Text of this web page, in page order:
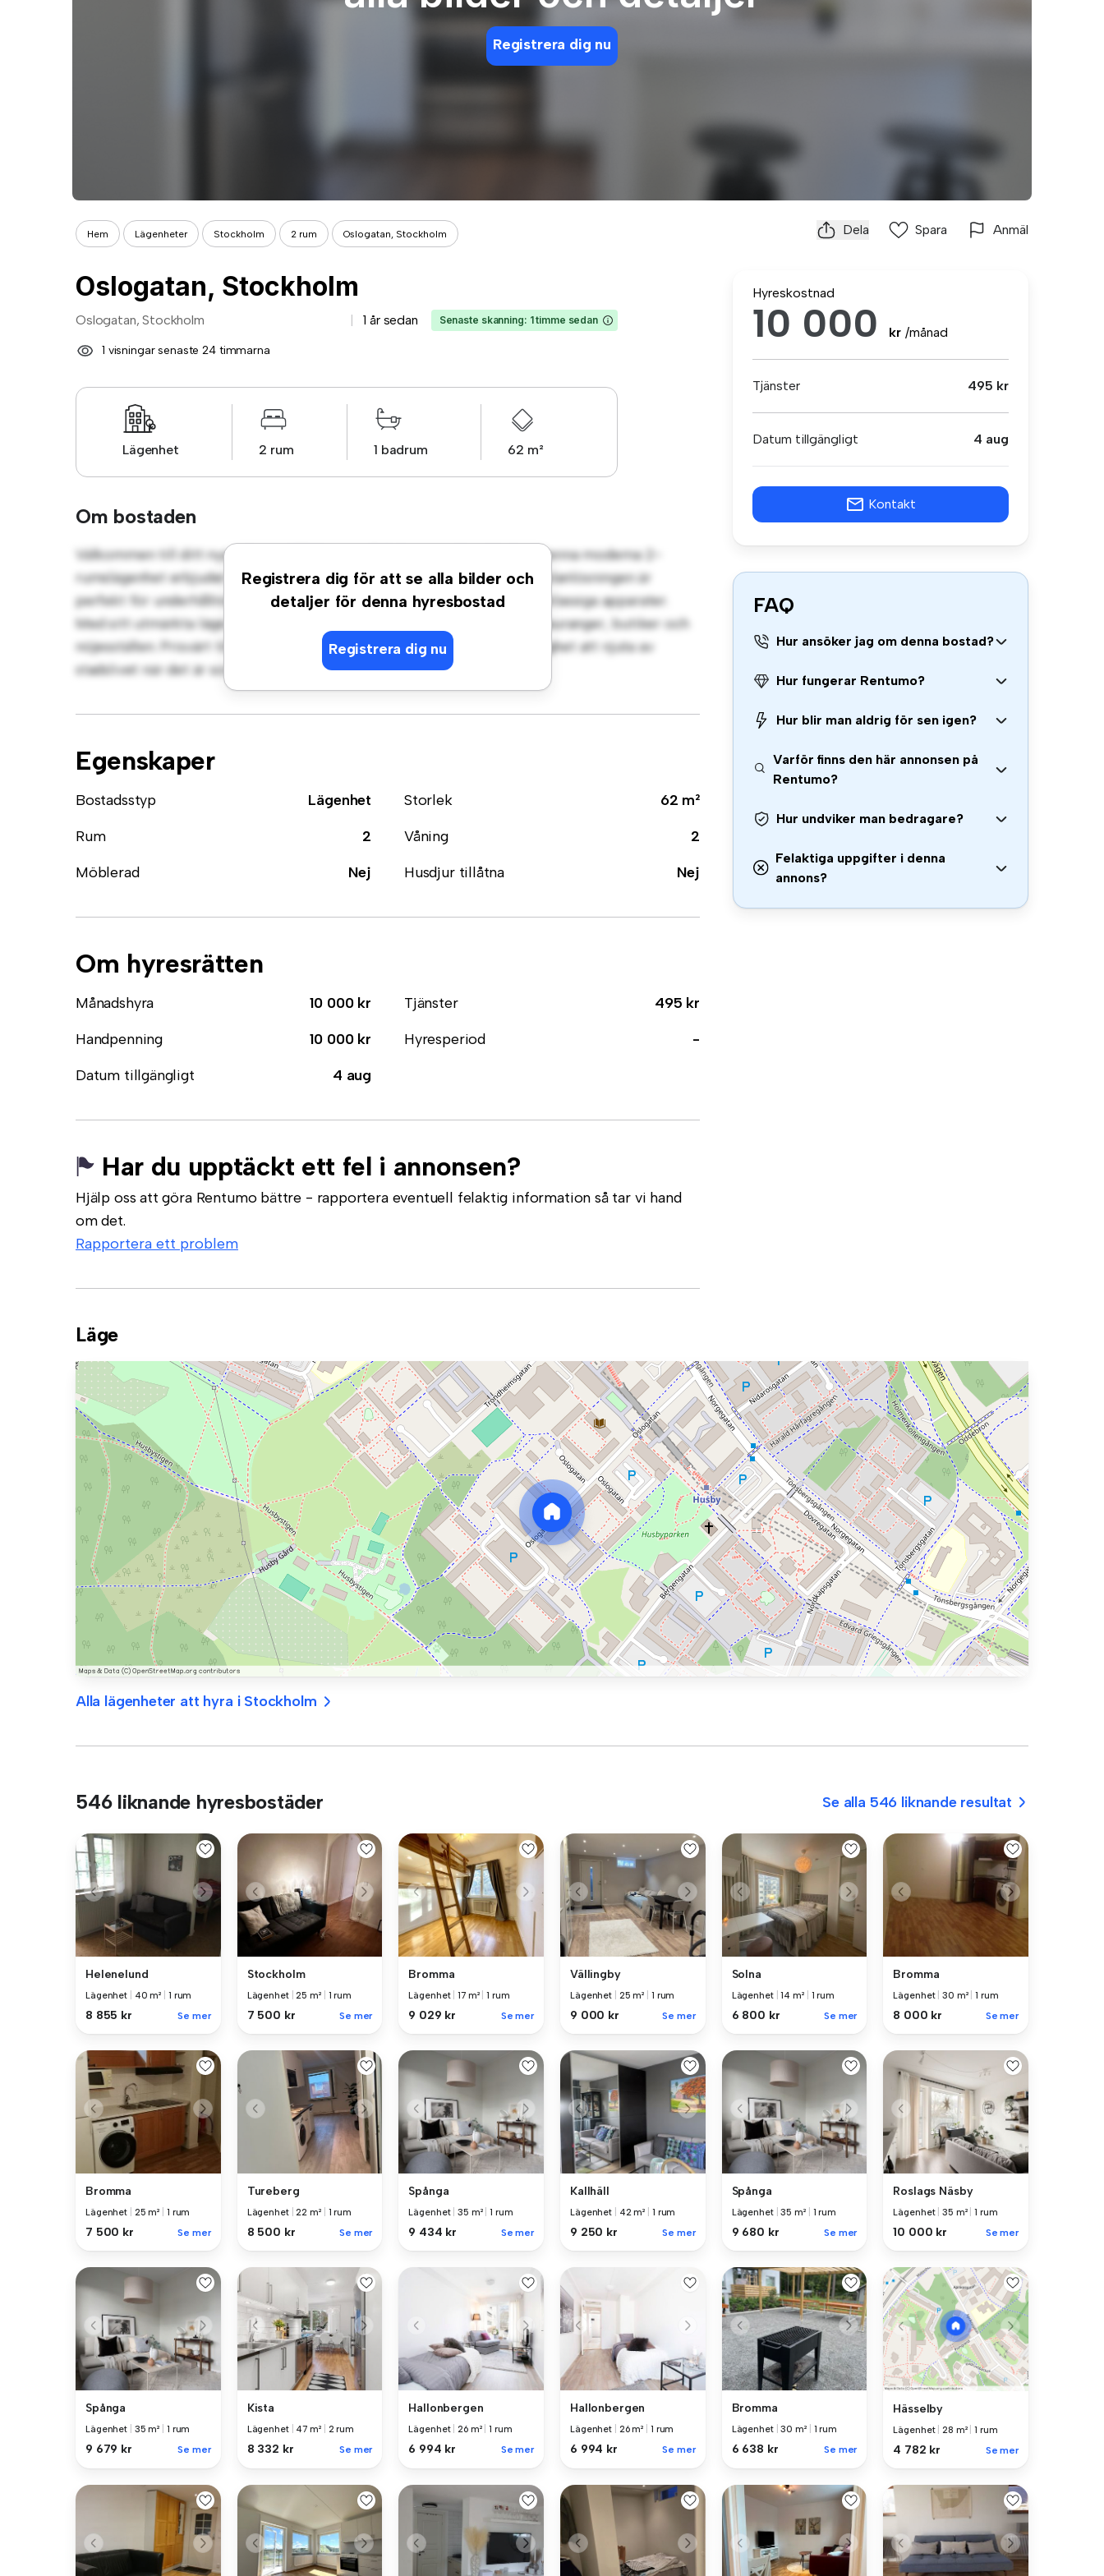
Registrera dig nu
Hem Lägenheter Stockholm 2 rum Oslogatan, Stockholm Dela Spara Anmäl
Oslogatan, Stockholm
Oslogatan, Stockholm 1 år sedan Senaste skanning: 1 timme sedan
1 visningar senaste 24 timmarna
Lägenhet 2 rum 1 badrum 62 m²
Om bostaden
Registrera dig för att se alla bilder och
detaljer för denna hyresbostad
Registrera dig nu
Välkommen till ditt nya urbana tillflyktsort på Oslogatan, Stockholm! Denna moderna 2-
rumslägenhet erbjuder ett elegant och mysigt vardagsrum. Den öppna planlösningen är
perfekt för underhållning, och det eleganta köket är utrustat med förstklassiga apparater.
Med sitt utmärkta läge ligger du bara några steg från stadens bästa restauranger, butiker och
nöjesställen. Prisvärt till 10 000 kr är denna lägenhet en fantastisk möjlighet att njuta av
stadslivet när det är som bäst. Missa inte det – boka en visning idag!
Egenskaper
Bostadsstyp Lägenhet Storlek
62 m²
Rum
2 Våning
2
Möblerad
Nej Husdjur tillåtna Nej
Om hyresrätten
Månadshyra 10 000 kr Tjänster
495 kr
Handpenning
10 000 kr Hyresperiod
-
Datum tillgängligt
4 aug
Har du upptäckt ett fel i annonsen?
Hjälp oss att göra Rentumo bättre - rapportera eventuell felaktig information så tar vi hand
om det.
Rapportera ett problem
Hyreskostnad
10 000 kr /månad
Tjänster 495 kr
Datum tillgängligt 4 aug
Kontakt
FAQ
Hur ansöker jag om denna bostad?
Hur fungerar Rentumo?
Hur blir man aldrig för sen igen?
Varför finns den här annonsen på
Rentumo?
Hur undviker man bedragare?
Felaktiga uppgifter i denna
annons?
Läge
Alla lägenheter att hyra i Stockholm
546 liknande hyresbostäder Se alla 546 liknande resultat
Helenelund
Lägenhet 40 m² 1 rum
8 855 kr Se mer
Stockholm
Lägenhet |25 m² 1 rum
7 500 kr Se mer
Bromma
Lägenhet |17 m² |1 rum
9 029 kr Se mer
Vällingby
Lägenhet 25 m² 1 rum
9 000 kr Se mer
Solna
Lägenhet |14 m² 1 rum
6 800 kr Se mer
Bromma
Lägenhet |30 m² |1 rum
8 000 kr Se mer
Bromma
Lägenhet 25 m² 1 rum
7 500 kr Se mer
Tureberg
Lägenhet |22 m² 1 rum
8 500 kr Se mer
Spånga
Lägenhet |35 m² |1 rum
9 434 kr Se mer
Kallhäll
Lägenhet 42 m² 1 rum
9 250 kr Se mer
Spånga
Lägenhet |35 m² 1 rum
9 680 kr Se mer
Roslags Näsby
Lägenhet |35 m² |1 rum
10 000 kr Se mer
Spånga
Lägenhet 35 m² 1 rum
9 679 kr Se mer
Kista
Lägenhet 47 m² 2 rum
8 332 kr Se mer
Hallonbergen
Lägenhet |26 m² |1 rum
6 994 kr Se mer
Hallonbergen
Lägenhet 26 m² 1 rum
6 994 kr Se mer
Bromma
Lägenhet |30 m² 1 rum
6 638 kr Se mer
Hässelby
Lägenhet |28 m² |1 rum
4 782 kr Se mer